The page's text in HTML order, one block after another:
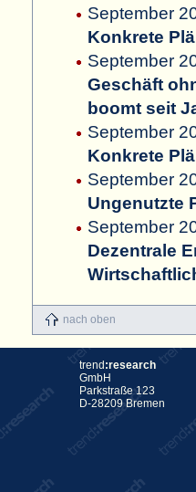
September
Konkrete
September
Geschäft
boomt seit
September
Konkrete
September
Ungenutzte
September
Dezentrale
nach oben
trend :research
GmbH
Parkstraße 123
D-28209 Bremen